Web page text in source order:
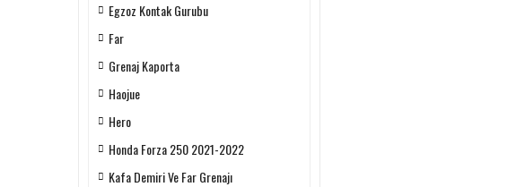
Egzoz Kontak Gurubu
Far
Grenaj Kaporta
Haojue
Hero
Honda Forza 250 2021-2022
Kafa Demiri Ve Far Grenajı